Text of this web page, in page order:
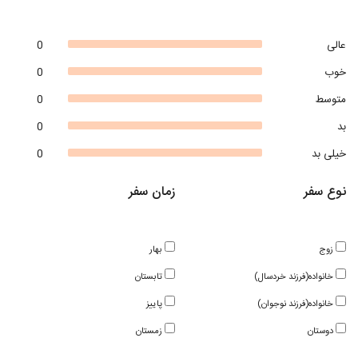
0
عالی
0
خوب
0
متوسط
0
بد
0
خیلی بد
زمان سفر
بهار
تابستان
پاییز
زمستان
نوع سفر
زوج
خانواده(فرزند خردسال)
خانواده(فرزند نوجوان)
دوستان